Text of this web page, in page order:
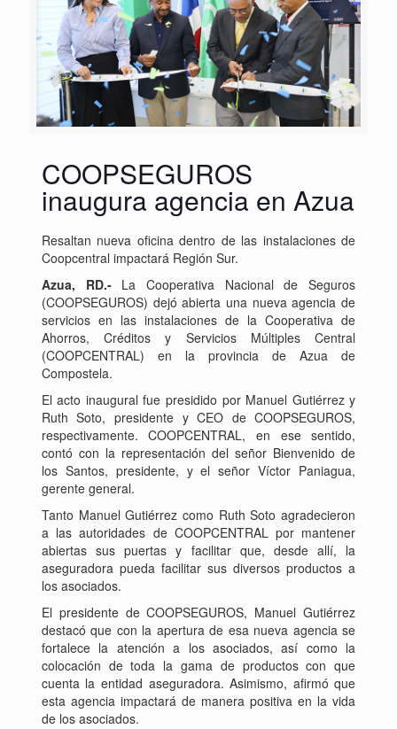
COOPSEGUROS
inaugura agencia en Azua
Resaltan nueva oficina dentro de las instalaciones de
Coopcentral impactará Región Sur.
Azua, RD.-La Cooperativa Nacional de Seguros
(COOPSEGUROS) dejó abierta una nueva agencia de
servicios en las instalaciones de la Cooperativa de
Ahorros, Créditos y Servicios Múltiples Central
(COOPCENTRAL) en la provincia de Azua de
Compostela.
El acto inaugural fue presidido por Manuel Gutiérrez y
Ruth Soto, presidente y CEO de COOPSEGUROS,
respectivamente. COOPCENTRAL, en ese sentido,
contó con la representación del señor Bienvenido de
los Santos, presidente, y el señor Víctor Paniagua,
gerente general.
Tanto Manuel Gutiérrez como Ruth Soto agradecieron
a las autoridades de COOPCENTRAL por mantener
abiertas sus puertas y facilitar que, desde allí, la
aseguradora pueda facilitar sus diversos productos a
los asociados.
El presidente de COOPSEGUROS, Manuel Gutiérrez
destacó que con la apertura de esa nueva agencia se
fortalece la atención a los asociados, así como la
colocación de toda la gama de productos con que
cuenta la entidad aseguradora. Asimismo, afirmó que
esta agencia impactará de manera positiva en la vida
de los asociados.